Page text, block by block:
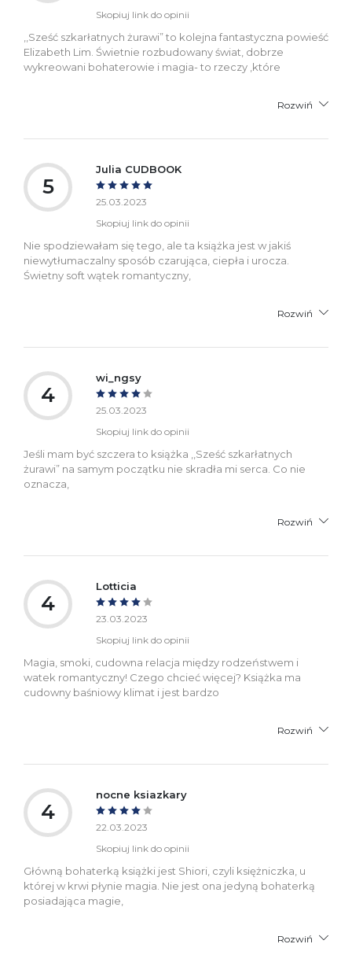
Skopiuj link do opinii
,,Sześć szkarłatnych żurawi” to kolejna fantastyczna powieść
Elizabeth Lim. Świetnie rozbudowany świat, dobrze
wykreowani bohaterowie i magia- to rzeczy ,które
Rozwiń
5
Julia CUDBOOK
25.03.2023
Skopiuj link do opinii
Nie spodziewałam się tego, ale ta książka jest w jakiś
niewytłumaczalny sposób czarująca, ciepła i urocza.
Świetny soft wątek romantyczny,
Rozwiń
4
wi_ngsy
25.03.2023
Skopiuj link do opinii
Jeśli mam być szczera to książka ,,Sześć szkarłatnych
żurawi” na samym początku nie skradła mi serca. Co nie
oznacza,
Rozwiń
4
Lotticia
23.03.2023
Skopiuj link do opinii
Magia, smoki, cudowna relacja między rodzeństwem i
watek romantyczny! Czego chcieć więcej? Książka ma
cudowny baśniowy klimat i jest bardzo
Rozwiń
4
nocne ksiazkary
22.03.2023
Skopiuj link do opinii
Główną bohaterką książki jest Shiori, czyli księżniczka, u
której w krwi płynie magia. Nie jest ona jedyną bohaterką
posiadająca magie,
Rozwiń